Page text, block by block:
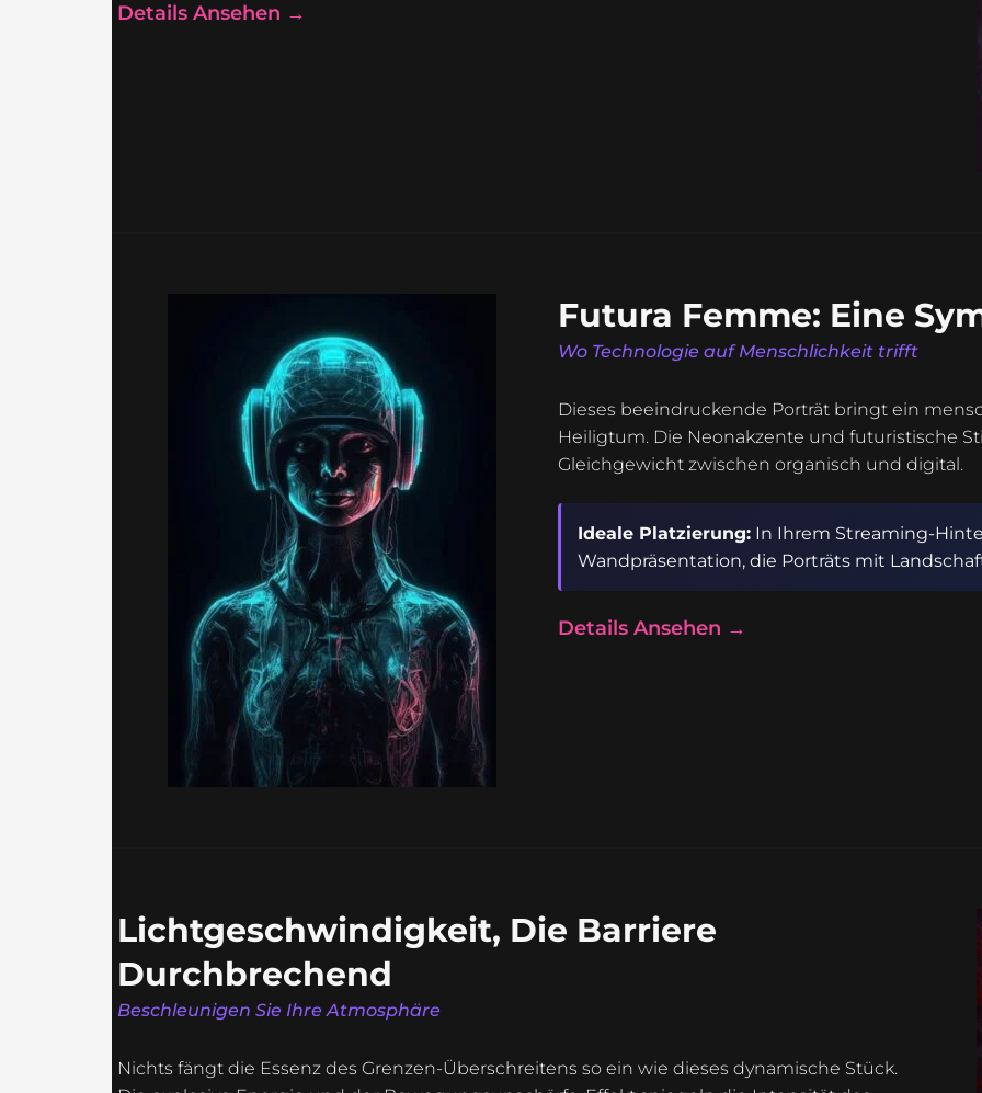
Details Ansehen →
Futura Femme: Eine
Wo Technologie auf Menschlichkeit trifft
Dieses beeindruckende Porträt bringt ein
Heiligtum. Die Neonakzente und futuristische
Gleichgewicht zwischen organisch und digital.
Ideale Platzierung: In Ihrem Streaming-
Wandpräsentation, die Porträts mit
Details Ansehen →
Lichtgeschwindigkeit, Die Barriere
Durchbrechend
Beschleunigen Sie Ihre Atmosphäre
Nichts fängt die Essenz des Grenzen-Überschreitens so ein wie dieses dynamische Stück.